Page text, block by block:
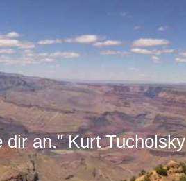
an." Kurt Tucholsky